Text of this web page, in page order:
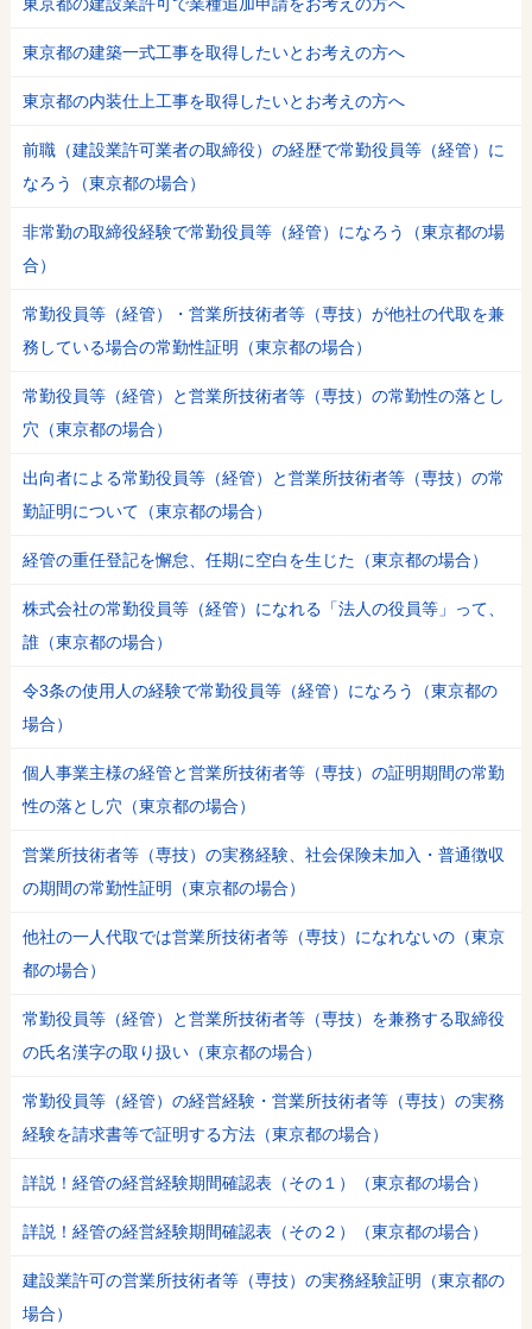
東京都の建築一式工事を取得したいとお考えの方へ
東京都の内装仕上工事を取得したいとお考えの方へ
前職（建設業許可業者の取締役）の経歴で常勤役員等（経管）に
なろう（東京都の場合）
非常勤の取締役経験で常勤役員等（経管）になろう（東京都の場
合）
常勤役員等（経管）・営業所技術者等（専技）が他社の代取を兼
務している場合の常勤性証明（東京都の場合）
常勤役員等（経管）と営業所技術者等（専技）の常勤性の落とし
穴（東京都の場合）
出向者による常勤役員等（経管）と営業所技術者等（専技）の常
勤証明について（東京都の場合）
経管の重任登記を懈怠、任期に空白を生じた（東京都の場合）
株式会社の常勤役員等（経管）になれる「法人の役員等」って、
誰（東京都の場合）
令3条の使用人の経験で常勤役員等（経管）になろう（東京都の
場合）
個人事業主様の経管と営業所技術者等（専技）の証明期間の常勤
性の落とし穴（東京都の場合）
営業所技術者等（専技）の実務経験、社会保険未加入・普通徴収
の期間の常勤性証明（東京都の場合）
他社の一人代取では営業所技術者等（専技）になれないの（東京
都の場合）
常勤役員等（経管）と営業所技術者等（専技）を兼務する取締役
の氏名漢字の取り扱い（東京都の場合）
常勤役員等（経管）の経営経験・営業所技術者等（専技）の実務
経験を請求書等で証明する方法（東京都の場合）
詳説！経管の経営経験期間確認表（その１）（東京都の場合）
詳説！経管の経営経験期間確認表（その２）（東京都の場合）
建設業許可の営業所技術者等（専技）の実務経験証明（東京都の
場合）